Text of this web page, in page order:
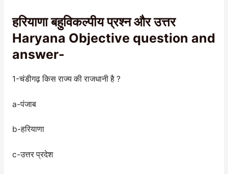
हरियाणा बहुविकल्पीय प्रश्न और उत्तर
Haryana Objective question and
answer-
1-चंडीगढ़ किस राज्य की राजधानी है ?
a-पंजाब
b-हरियाणा
c-उत्तर प्रदेश